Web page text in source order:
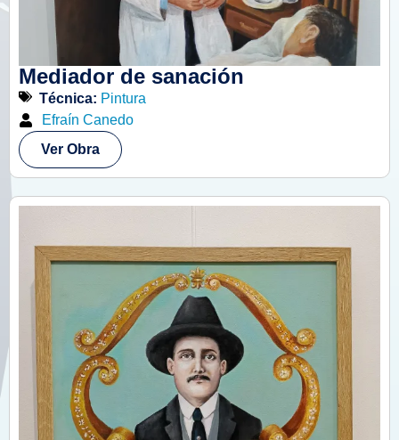
Mediador de sanación
Técnica: Pintura
Efraín Canedo
Ver Obra